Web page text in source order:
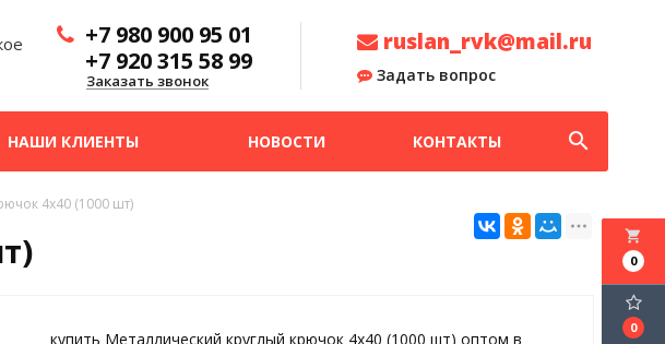
+7 980 900 95 01
+7 920 315 58 99
Заказать звонок
ruslan_rvk@mail.ru
Задать вопрос
НАШИ КЛИЕНТЫ НОВОСТИ КОНТАКТЫ search
4х40 (1000 шт)
local_grocery_store
0
0
купить Металлический круглый крючок 4х40 (1000 шт) оптом в